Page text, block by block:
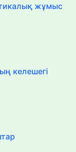
жұмыс
келешегі